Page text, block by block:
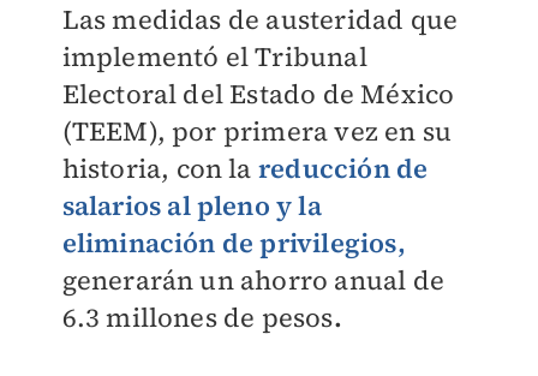
Las medidas de austeridad que
implementó el Tribunal
Electoral del Estado de México
(TEEM), por primera vez en su
historia, con la reducción de
salarios al pleno y la
eliminación de privilegios,
generarán un ahorro anual de
6.3 millones de pesos.